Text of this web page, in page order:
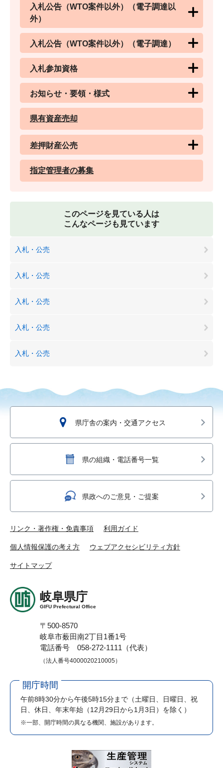
入札公告（WTO案件以外）（電子調達以
外）
入札公告（WTO案件以外）（電子調達）
入札参加資格
お知らせ・要領・様式
県有資産売却
差押財産公売
指定管理者の募集
このページを見ている人は
こんなページも見ています
入札・公売
入札・公売
入札・公売
入札・公売
入札・公売
県庁舎の案内・交通アクセス
県の組織・電話番号一覧
県政へのご意見・ご提案
リンク・著作権・免責事項 利用ガイド
個人情報保護の考え方 ウェブアクセシビリティ方針
サイトマップ
岐阜県庁
GIFU Prefectural Office
〒500-8570
岐阜市薮田南2丁目1番1号
電話番号 058-272-1111（代表）
（法人番号4000020210005）
開庁時間
午前8時30分から午後5時15分まで （土曜日、日曜日、祝
日、休日、年末年始（12月29日から1月3日）を除く）
※一部、開庁時間の異なる機関、施設があります。